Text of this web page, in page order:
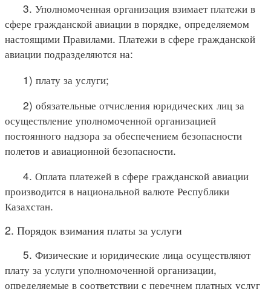
3. Уполномоченная организация взимает платежи в
сфере гражданской авиации в порядке, определяемом
настоящими Правилами. Платежи в сфере гражданской
авиации подразделяются на:
1) плату за услуги;
2) обязательные отчисления юридических лиц за
осуществление уполномоченной организацией
постоянного надзора за обеспечением безопасности
полетов и авиационной безопасности.
4. Оплата платежей в сфере гражданской авиации
производится в национальной валюте Республики
Казахстан.
2. Порядок взимания платы за услуги
5. Физические и юридические лица осуществляют
плату за услуги уполномоченной организации,
определяемые в соответствии с перечнем платных услуг